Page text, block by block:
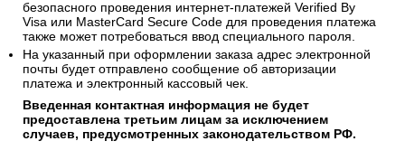
безопасного проведения интернет-платежей Verified By
Visa или MasterCard Secure Code для проведения платежа
также может потребоваться ввод специального пароля.
На указанный при оформлении заказа адрес электронной
почты будет отправлено сообщение об авторизации
платежа и электронный кассовый чек.
Введенная контактная информация не будет
предоставлена третьим лицам за исключением
случаев, предусмотренных законодательством РФ.